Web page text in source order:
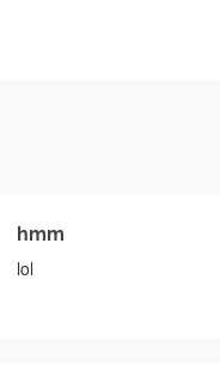
hmm
lol